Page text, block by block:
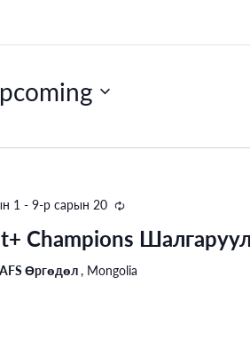
1- 9-р сарын 20 Recurring
Champions
Өргөдөл, Mongolia